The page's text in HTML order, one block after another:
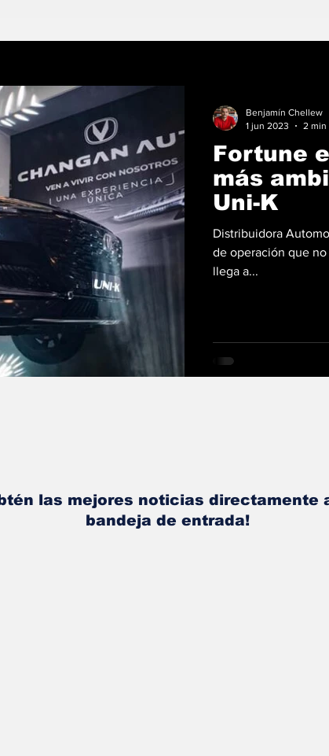
Fortune
más
Uni-K
Distribuidora
de operación que
llega a...
Benjamín Chellew
1 jun 2023
2 min
las mejores noticias directamente
bandeja de entrada!